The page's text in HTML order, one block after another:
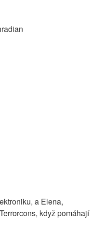
a Elena,
když pomáhají